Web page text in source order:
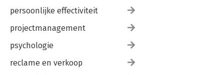
persoonlijke effectiviteit
projectmanagement
psychologie
reclame en verkoop